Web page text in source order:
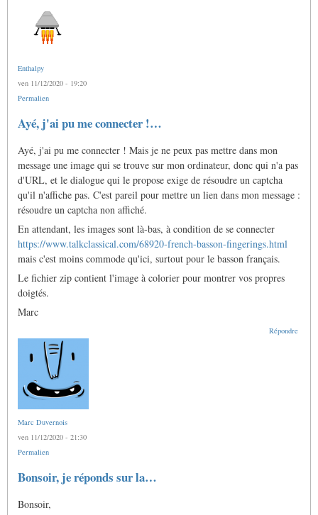
Enthalpy
ven 11/12/2020 - 19:20
Permalien
Ayé, j'ai pu me connecter !…
Ayé, j'ai pu me connecter ! Mais je ne peux pas mettre dans mon
message une image qui se trouve sur mon ordinateur, donc qui n'a pas
d'URL, et le dialogue qui le propose exige de résoudre un captcha
qu'il n'affiche pas. C'est pareil pour mettre un lien dans mon message :
résoudre un captcha non affiché.
En attendant, les images sont là-bas, à condition de se connecter
https://www.talkclassical.com/68920-french-basson-fingerings.html
mais c'est moins commode qu'ici, surtout pour le basson français.
Le fichier zip contient l'image à colorier pour montrer vos propres
doigtés.
Marc
Répondre
Marc Duvernois
ven 11/12/2020 - 21:30
Permalien
Bonsoir, je réponds sur la…
Bonsoir,